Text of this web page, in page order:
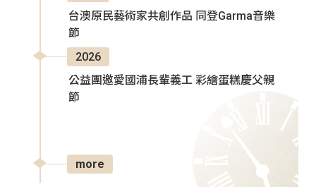
台澳原民藝術家共創作品 同登Garma音樂
節
2026
公益團邀愛國浦長輩義工 彩繪蛋糕慶父親
節
more